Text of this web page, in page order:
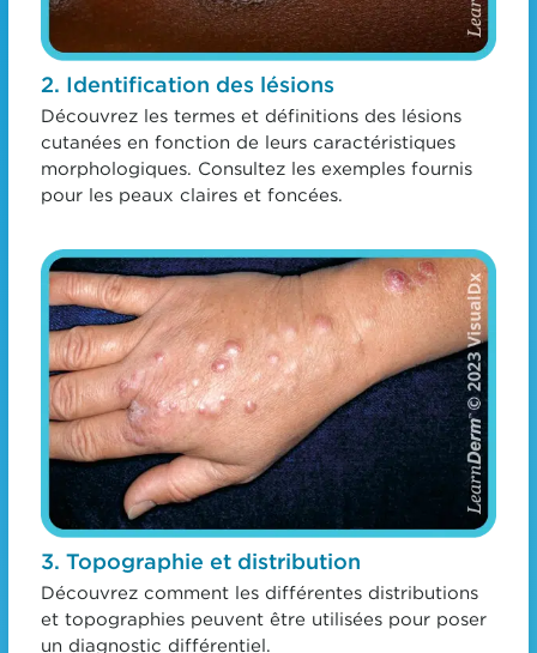
2. Identification des lésions
Découvrez les termes et définitions des lésions
cutanées en fonction de leurs caractéristiques
morphologiques. Consultez les exemples fournis
pour les peaux claires et foncées.
3. Topographie et distribution
Découvrez comment les différentes distributions
et topographies peuvent être utilisées pour poser
un diagnostic différentiel.